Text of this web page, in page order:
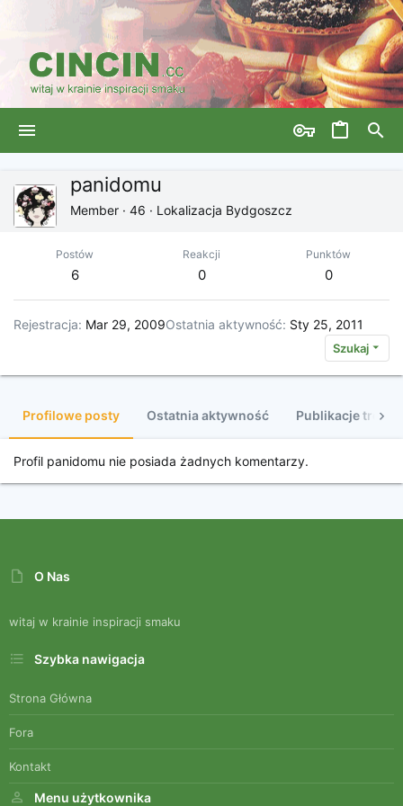
panidomu
Member · 46 · Lokalizacja Bydgoszcz
Postów
6
Reakcji
0
Punktów
0
Rejestracja Mar 29, 2009Ostatnia aktywność Sty 25, 2011
Szukaj
Profilowe posty Ostatnia aktywność Publikacje treści
Profil panidomu nie posiada żadnych komentarzy.
O Nas
witaj w krainie inspiracji smaku
Szybka nawigacja
Strona Główna
Fora
Kontakt
Menu użytkownika